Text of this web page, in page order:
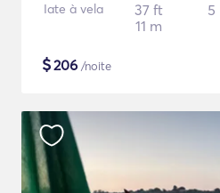
Iate à vela
37 ft
11 m
5
$206 /noite